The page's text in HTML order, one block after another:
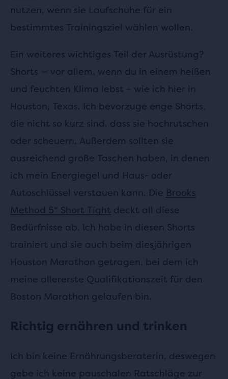
nutzen, wenn sie Laufschuhe für ein
bestimmtes Trainingsziel wählen wollen.
Ein weiteres wichtiges Teil der Ausrüstung?
Shorts — vor allem, wenn du in einem heißen
und feuchten Klima lebst – wie ich hier in
Houston, Texas. Ich bevorzuge enge Shorts,
die nicht so kurz sind, dass sie hochrutschen
oder scheuern. Außerdem sollten sie
ausreichend große Taschen haben, in denen
ich mein Energiegel und Haus- oder
Autoschlüssel verstauen kann. Die Brooks
Method 5“ Short Tight deckt all diese
Bedürfnisse ab. Ich habe in diesen Shorts
trainiert und sie auch beim diesjährigen
Houston Marathon getragen, bei dem ich
meine allererste Qualifikationszeit für den
Boston Marathon gelaufen bin.
Richtig ernähren und trinken
Ich bin keine Ernährungsberaterin, deswegen
gebe ich keine pauschalen Ratschläge zur